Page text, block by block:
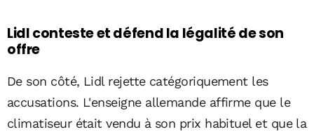
Lidl conteste et défend la légalité de son
offre
De son côté, Lidl rejette catégoriquement les
accusations. L'enseigne allemande affirme que le
climatiseur était vendu à son prix habituel et que la